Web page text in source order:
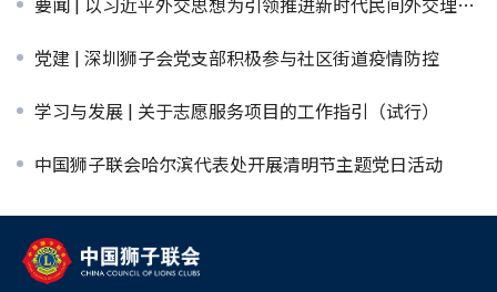
党建 | 深圳狮子会党支部积极参与社区街道疫情防控
学习与发展 | 关于志愿服务项目的工作指引（试行）
中国狮子联会哈尔滨代表处开展清明节主题党日活动